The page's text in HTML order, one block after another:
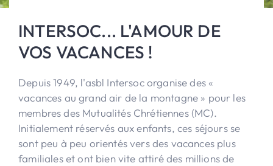
INTERSOC... L'AMOUR DE
VOS VACANCES !
Depuis 1949, l'asbl Intersoc organise des «
vacances au grand air de la montagne » pour les
membres des Mutualités Chrétiennes (MC).
Initialement réservés aux enfants, ces séjours se
sont peu à peu orientés vers des vacances plus
familiales et ont bien vite attiré des millions de